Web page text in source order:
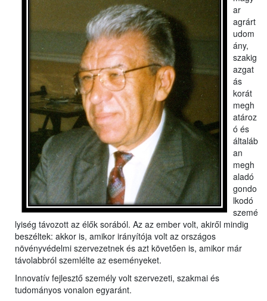
ar
agrárt
udom
ány,
szakig
azgat
ás
korát
megh
atároz
ó és
általáb
an
megh
aladó
gondo
lkodó
szemé
lyiség távozott az élők sorából. Az az ember volt, akiről mindig
beszéltek: akkor is, amikor irányítója volt az országos
növényvédelmi szervezetnek és azt követően is, amikor már
távolabbról szemlélte az eseményeket.
Innovatív fejlesztő személy volt szervezeti, szakmai és
tudományos vonalon egyaránt.